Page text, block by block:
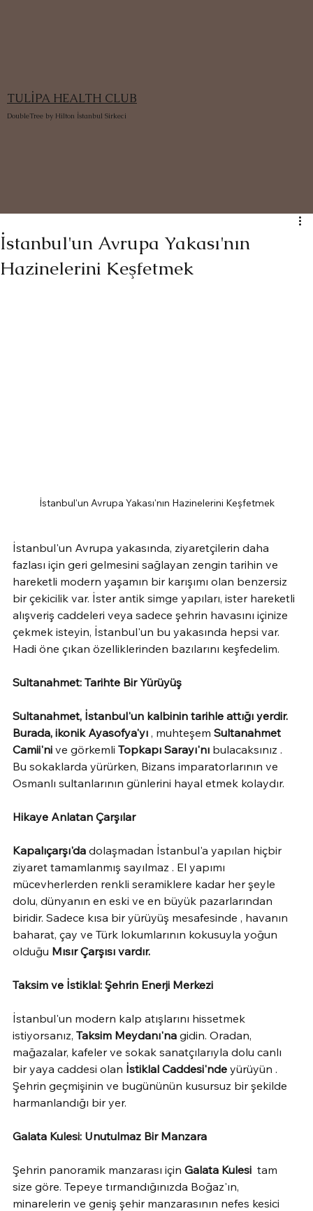
TULİPA HEALTH CLUB
DoubleTree by Hilton İstanbul Sirkeci
İstanbul'un Avrupa Yakası'nın
Hazinelerini Keşfetmek
İstanbul'un Avrupa Yakası'nın Hazinelerini Keşfetmek
İstanbul'un Avrupa yakasında, ziyaretçilerin daha
fazlası için geri gelmesini sağlayan zengin tarihin ve
hareketli modern yaşamın bir karışımı olan benzersiz
bir çekicilik var. İster antik simge yapıları, ister hareketli
alışveriş caddeleri veya sadece şehrin havasını içinize
çekmek isteyin, İstanbul'un bu yakasında hepsi var.
Hadi öne çıkan özelliklerinden bazılarını keşfedelim.
Sultanahmet: Tarihte Bir Yürüyüş
Sultanahmet, İstanbul'un kalbinin tarihle attığı yerdir.
Burada, ikonik Ayasofya'yı , muhteşem Sultanahmet
Camii'ni ve görkemli Topkapı Sarayı'nı bulacaksınız .
Bu sokaklarda yürürken, Bizans imparatorlarının ve
Osmanlı sultanlarının günlerini hayal etmek kolaydır.
Hikaye Anlatan Çarşılar
Kapalıçarşı'da dolaşmadan İstanbul'a yapılan hiçbir
ziyaret tamamlanmış sayılmaz . El yapımı
mücevherlerden renkli seramiklere kadar her şeyle
dolu, dünyanın en eski ve en büyük pazarlarından
biridir. Sadece kısa bir yürüyüş mesafesinde , havanın
baharat, çay ve Türk lokumlarının kokusuyla yoğun
olduğu Mısır Çarşısı vardır.
Taksim ve İstiklal: Şehrin Enerji Merkezi
İstanbul'un modern kalp atışlarını hissetmek
istiyorsanız, Taksim Meydanı'na gidin. Oradan,
mağazalar, kafeler ve sokak sanatçılarıyla dolu canlı
bir yaya caddesi olan İstiklal Caddesi'nde yürüyün .
Şehrin geçmişinin ve bugününün kusursuz bir şekilde
harmanlandığı bir yer.
Galata Kulesi: Unutulmaz Bir Manzara
Şehrin panoramik manzarası için Galata Kulesi tam
size göre. Tepeye tırmandığınızda Boğaz'ın,
minarelerin ve geniş şehir manzarasının nefes kesici